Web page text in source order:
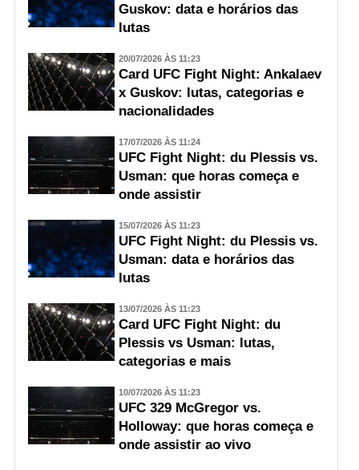
Guskov: data e horários das
lutas
20/07/2026 ÀS 11:23
Card UFC Fight Night: Ankalaev
x Guskov: lutas, categorias e
nacionalidades
17/07/2026 ÀS 11:24
UFC Fight Night: du Plessis vs.
Usman: que horas começa e
onde assistir
15/07/2026 ÀS 11:23
UFC Fight Night: du Plessis vs.
Usman: data e horários das
lutas
13/07/2026 ÀS 11:23
Card UFC Fight Night: du
Plessis vs Usman: lutas,
categorias e mais
10/07/2026 ÀS 11:23
UFC 329 McGregor vs.
Holloway: que horas começa e
onde assistir ao vivo